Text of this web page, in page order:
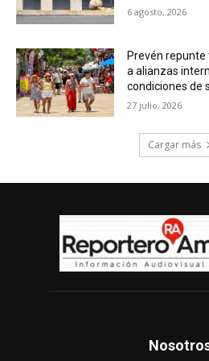
6 agosto, 2026
Prevén repunte
a alianzas
condiciones de
27 julio, 2026
Cargar más